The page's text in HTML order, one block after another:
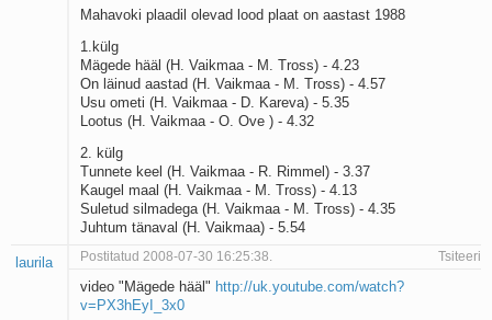
Nii vaikseks kõik on jäänud
Ei mullast
Avanemine
Üleminek
Elupõline kaja
Omaette
Perekondlik
Üle müüri
Valgusemaastikud
Mahavoki plaadil olevad lood plaat on aastast 1988
1.külg
Mägede hääl (H. Vaikmaa - M. Tross) - 4.23
On läinud aastad (H. Vaikmaa - M. Tross) - 4.57
Usu ometi (H. Vaikmaa - D. Kareva) - 5.35
Lootus (H. Vaikmaa - O. Ove ) - 4.32
2. külg
Tunnete keel (H. Vaikmaa - R. Rimmel) - 3.37
Kaugel maal (H. Vaikmaa - M. Tross) - 4.13
Suletud silmadega (H. Vaikmaa - M. Tross) - 4.35
Juhtum tänaval (H. Vaikmaa) - 5.54
laurila Postitatud 2008-07-30 16:25:38. Tsiteeri
video "Mägede hääl" http://uk.youtube.com/watch?
v=PX3hEyI_3x0